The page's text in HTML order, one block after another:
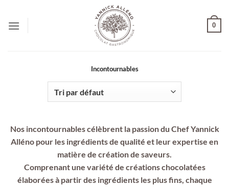
contenu
0
Incontournables
Nos incontournables célèbrent la passion du ChefYannick
Alléno pour les ingrédients de qualité et leur expertise en
matière de création de saveurs.
Comprenant une variété de créations chocolatées
élaborées à partir des ingrédients les plus fins, chaque